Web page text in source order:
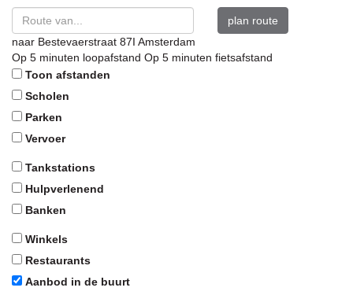
plan route
naar Bestevaerstraat 87I Amsterdam
Op 5 minuten loopafstand Op 5 minuten fietsafstand
Toon afstanden
Scholen
Parken
Vervoer
Tankstations
Hulpverlenend
Banken
Winkels
Restaurants
Aanbod in de buurt